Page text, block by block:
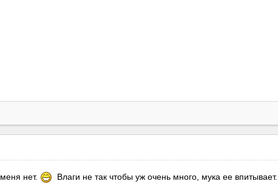
нет.
Влаги не так чтобы уж очень много, мука ее